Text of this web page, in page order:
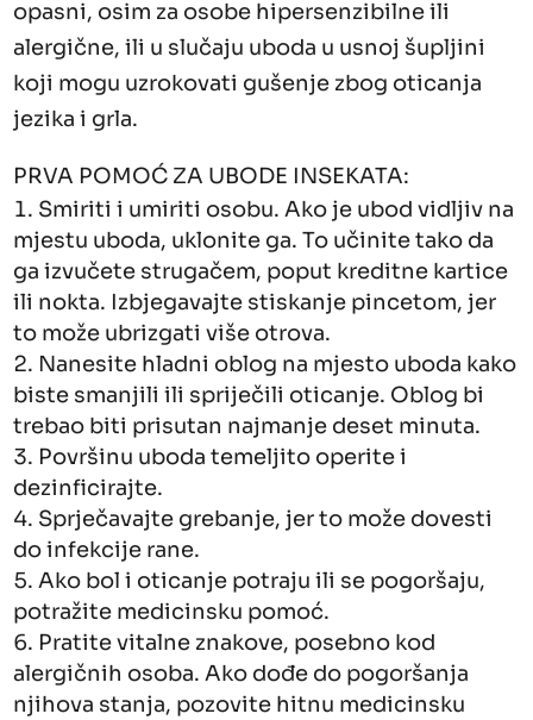
opasni, osim za osobe hipersenzibilne ili
alergične, ili u slučaju uboda u usnoj šupljini
koji mogu uzrokovati gušenje zbog oticanja
jezika i grla.
PRVA POMOĆ ZA UBODE INSEKATA:
Smiriti i umiriti osobu. Ako je ubod vidljiv na
mjestu uboda, uklonite ga. To učinite tako da
ga izvučete strugačem, poput kreditne kartice
ili nokta. Izbjegavajte stiskanje pincetom, jer
to može ubrizgati više otrova.
Nanesite hladni oblog na mjesto uboda kako
biste smanjili ili spriječili oticanje. Oblog bi
trebao biti prisutan najmanje deset minuta.
Površinu uboda temeljito operite i
dezinficirajte.
Sprječavajte grebanje, jer to može dovesti
do infekcije rane.
Ako bol i oticanje potraju ili se pogoršaju,
potražite medicinsku pomoć.
Pratite vitalne znakove, posebno kod
alergičnih osoba. Ako dođe do pogoršanja
njihova stanja, pozovite hitnu medicinsku